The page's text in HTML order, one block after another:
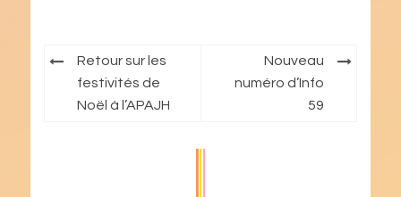
Navigation
l’article
Retour sur les
festivités de
Noël à l’APAJH
Nouveau
numéro d’Info
59